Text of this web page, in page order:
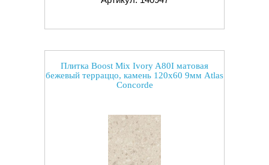
Плитка Boost Mix Ivory A80I матовая
бежевый терраццо, камень 120x60 9мм Atlas
Concorde